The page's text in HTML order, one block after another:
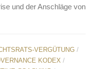
und der Anschläge von
VERGÜTUNG /
KODEX /